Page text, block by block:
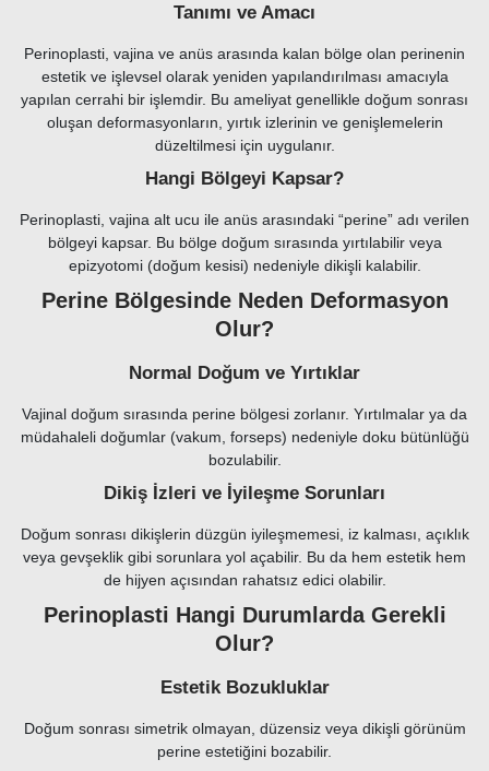
Tanımı ve Amacı
Perinoplasti, vajina ve anüs arasında kalan bölge olan perinenin
estetik ve işlevsel olarak yeniden yapılandırılması amacıyla
yapılan cerrahi bir işlemdir. Bu ameliyat genellikle doğum sonrası
oluşan deformasyonların, yırtık izlerinin ve genişlemelerin
düzeltilmesi için uygulanır.
Hangi Bölgeyi Kapsar?
Perinoplasti, vajina alt ucu ile anüs arasındaki “perine” adı verilen
bölgeyi kapsar. Bu bölge doğum sırasında yırtılabilir veya
epizyotomi (doğum kesisi) nedeniyle dikişli kalabilir.
Perine Bölgesinde Neden Deformasyon
Olur?
Normal Doğum ve Yırtıklar
Vajinal doğum sırasında perine bölgesi zorlanır. Yırtılmalar ya da
müdahaleli doğumlar (vakum, forseps) nedeniyle doku bütünlüğü
bozulabilir.
Dikiş İzleri ve İyileşme Sorunları
Doğum sonrası dikişlerin düzgün iyileşmemesi, iz kalması, açıklık
veya gevşeklik gibi sorunlara yol açabilir. Bu da hem estetik hem
de hijyen açısından rahatsız edici olabilir.
Perinoplasti Hangi Durumlarda Gerekli
Olur?
Estetik Bozukluklar
Doğum sonrası simetrik olmayan, düzensiz veya dikişli görünüm
perine estetiğini bozabilir.